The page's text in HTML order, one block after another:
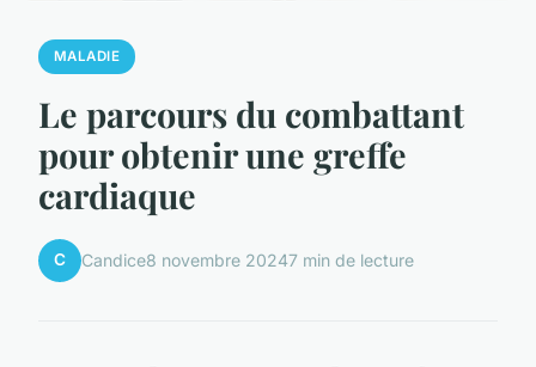
MALADIE
Le parcours du combattant
pour obtenir une greffe
cardiaque
C Candice8 novembre 20247 min de lecture